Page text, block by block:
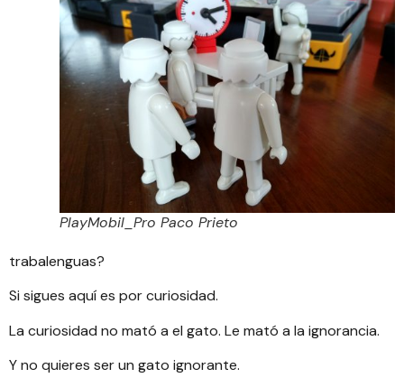
PlayMobil_Pro Paco Prieto
trabalenguas?
Si sigues aquí es por curiosidad.
La curiosidad no mató a el gato. Le mató a la ignorancia.
Y no quieres ser un gato ignorante.